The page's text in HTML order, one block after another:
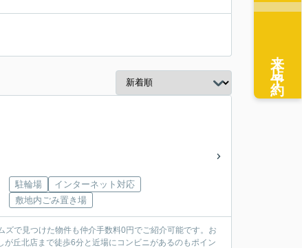
駐輪場
インターネット対応
敷地内ごみ置き場
ズで見つけた物件も仲介手数料0円でご紹介可能です。お
丘北店まで徒歩6分と近場にコンビニがあるのもポイン
来店予約